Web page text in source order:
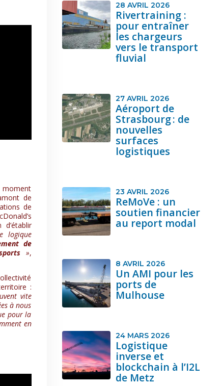
moment
de
de
logique
de
»,
:
vite
à nous
pour la
en
28 AVRIL 2026
Rivertraining :
pour entraîner
les chargeurs
vers le transport
fluvial
27 AVRIL 2026
Aéroport de
Strasbourg : de
nouvelles
surfaces
logistiques
23 AVRIL 2026
ReMoVe : un
soutien financier
au report modal
8 AVRIL 2026
Un AMI pour les
ports de
Mulhouse
24 MARS 2026
Logistique
inverse et
blockchain à l’I2L
de Metz